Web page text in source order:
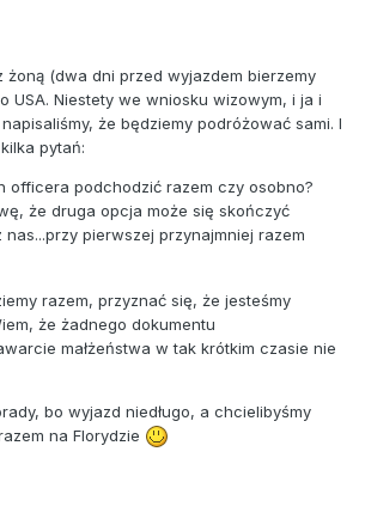
żoną (dwa dni przed wyjazdem bierzemy
USA. Niestety we wniosku wizowym, i ja i
że będziemy podróżować sami. I
pytań:
officera podchodzić razem czy osobno?
że druga opcja może się skończyć
pierwszej przynajmniej razem
razem, przyznać się, że jesteśmy
że żadnego dokumentu
małżeństwa w tak krótkim czasie nie
bo wyjazd niedługo, a chcielibyśmy
na Florydzie